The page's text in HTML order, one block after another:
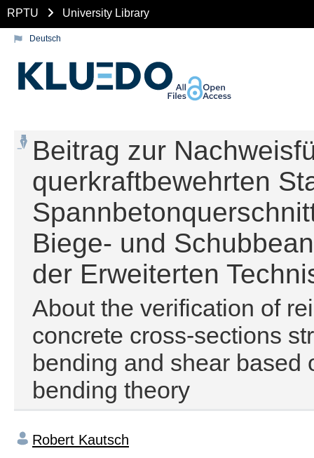
RPTU University Library
Deutsch
Beitrag zur
querkraftbewehrten
Biege- und
der Erweiterten
About the verification of
concrete cross-sections
bending and shear based
bending theory
Robert Kautsch